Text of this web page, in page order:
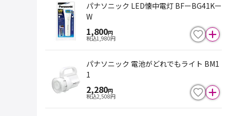
パナソニック LED懐中電灯 BFーBG41Kー
W
1,800円
税込1,980円
パナソニック 電池がどれでもライト BM1
1
2,280円
税込2,508円